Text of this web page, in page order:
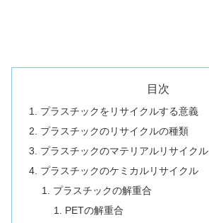
目次
プラスチックをリサイクルする意義
プラスチックのリサイクルの種類
プラスチックのマテリアルリサイクル
プラスチックのケミカルリサイクル
プラスチックの解重合
PETの解重合